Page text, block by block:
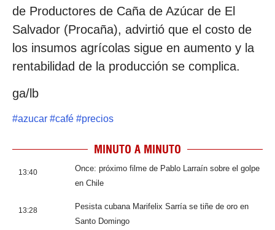
de Productores de Caña de Azúcar de El
Salvador (Procaña), advirtió que el costo de
los insumos agrícolas sigue en aumento y la
rentabilidad de la producción se complica.
ga/lb
#azucar #café #precios
MINUTO A MINUTO
13:40
Once: próximo filme de Pablo Larraín sobre el golpe
en Chile
13:28
Pesista cubana Marifelix Sarría se tiñe de oro en
Santo Domingo